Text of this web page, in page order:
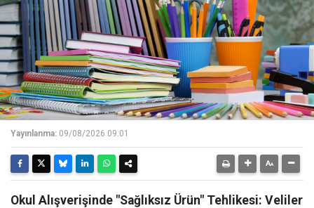
Yayınlanma: 09/08/2026 09:01
Okul Alışverişinde "Sağlıksız Ürün" Tehlikesi: Veliler